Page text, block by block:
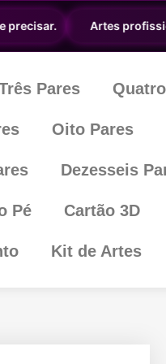
Artes
Pares
Oito Pares
Dezesseis
Pé Cartão 3D
Kit de Artes